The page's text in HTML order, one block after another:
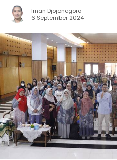
Iman Djojonegoro
6 September 2024